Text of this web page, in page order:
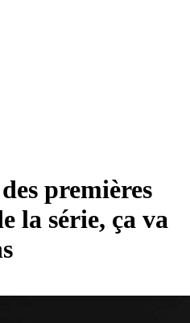
premières
la série, ça va